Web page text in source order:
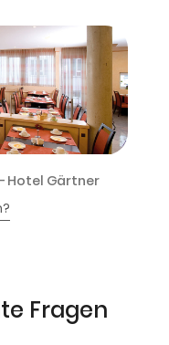
Hotel Gärtner
Fragen